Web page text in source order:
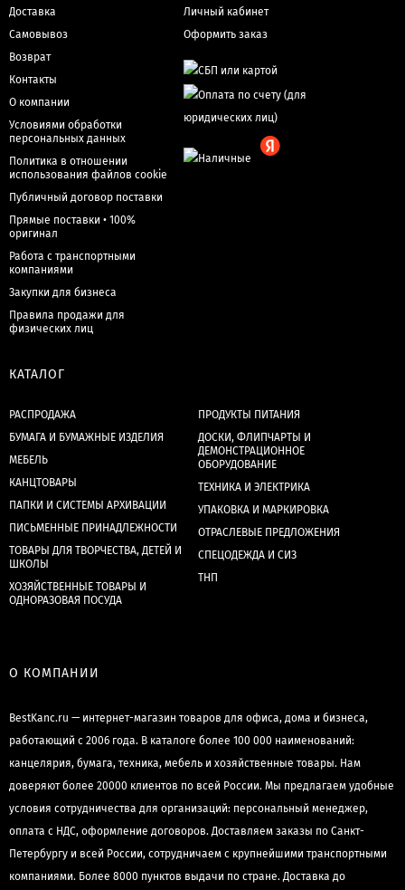
Доставка
Самовывоз
Возврат
Контакты
О компании
Условиями обработки
персональных данных
Политика в отношении
использования файлов cookie
Публичный договор поставки
Прямые поставки • 100%
оригинал
Работа с транспортными
компаниями
Закупки для бизнеса
Правила продажи для
физических лиц
Личный кабинет
Оформить заказ
КАТАЛОГ
РАСПРОДАЖА
БУМАГА И БУМАЖНЫЕ ИЗДЕЛИЯ
МЕБЕЛЬ
КАНЦТОВАРЫ
ПАПКИ И СИСТЕМЫ АРХИВАЦИИ
ПИСЬМЕННЫЕ ПРИНАДЛЕЖНОСТИ
ТОВАРЫ ДЛЯ ТВОРЧЕСТВА, ДЕТЕЙ И
ШКОЛЫ
ХОЗЯЙСТВЕННЫЕ ТОВАРЫ И
ОДНОРАЗОВАЯ ПОСУДА
ПРОДУКТЫ ПИТАНИЯ
ДОСКИ, ФЛИПЧАРТЫ И
ДЕМОНСТРАЦИОННОЕ
ОБОРУДОВАНИЕ
ТЕХНИКА И ЭЛЕКТРИКА
УПАКОВКА И МАРКИРОВКА
ОТРАСЛЕВЫЕ ПРЕДЛОЖЕНИЯ
СПЕЦОДЕЖДА И СИЗ
ТНП
О КОМПАНИИ
BestKanc.ru — интернет-магазин товаров для офиса, дома и бизнеса,
работающий с 2006 года. В каталоге более 100 000 наименований:
канцелярия, бумага, техника, мебель и хозяйственные товары. Нам
доверяют более 20000 клиентов по всей России. Мы предлагаем удобные
условия сотрудничества для организаций: персональный менеджер,
оплата с НДС, оформление договоров. Доставляем заказы по Санкт-
Петербургу и всей России, сотрудничаем с крупнейшими транспортными
компаниями. Более 8000 пунктов выдачи по стране. Доставка до